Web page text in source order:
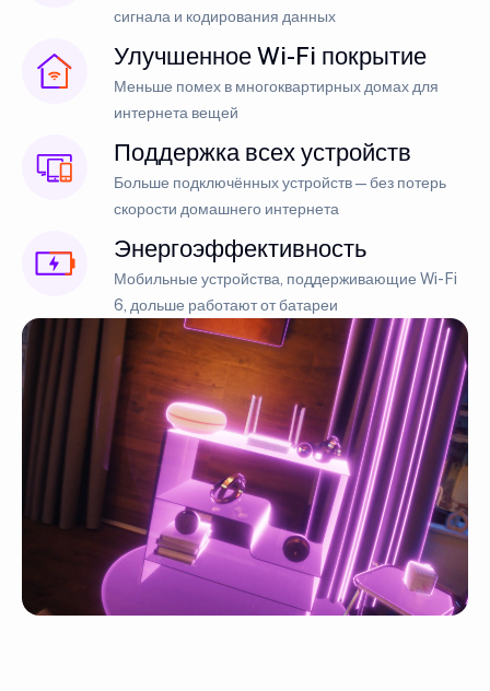
сигнала и кодирования данных
Улучшенное Wi-Fi покрытие
Меньше помех в многоквартирных домах для
интернета вещей
Поддержка всех устройств
Больше подключённых устройств — без потерь
скорости домашнего интернета
Энергоэффективность
Мобильные устройства, поддерживающие Wi-Fi
6, дольше работают от батареи